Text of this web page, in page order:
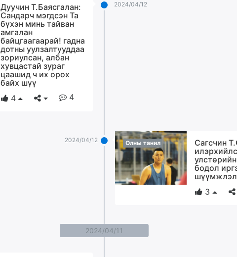
2024/04/12
Дуучин Т.Баясгалан:
Сандарч мэгдсэн Та
бүхэн минь тайван
амгалан
байцгаагаарай! гадна
дотны уулзалтууддаа
зориулсан, албан
хувцастай зураг
цаашид ч их орох
байх шүү
4
4
2024/04/12 Олны танил
Сагсчин
бодол
шүүмжлэл
3
2024/04/11